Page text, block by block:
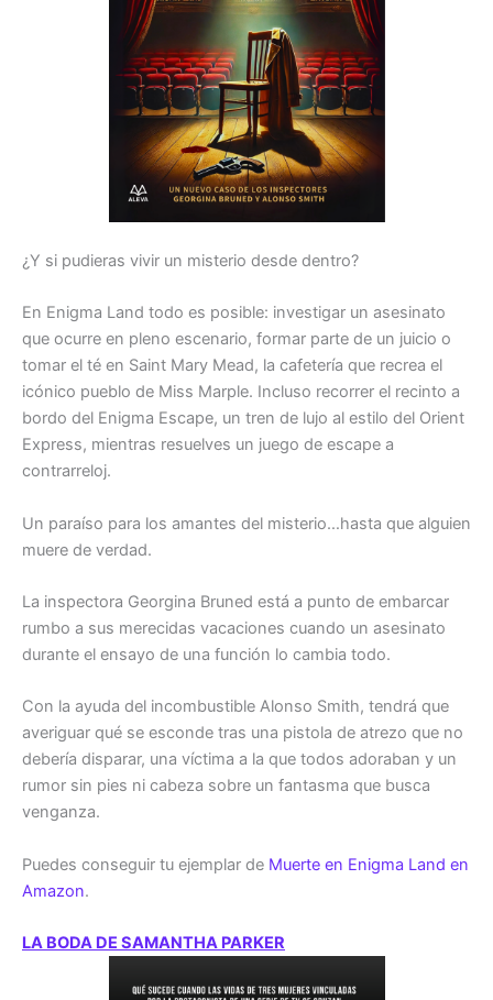
¿Y si pudieras vivir un misterio desde dentro?
En Enigma Land todo es posible: investigar un asesinato
que ocurre en pleno escenario, formar parte de un juicio o
tomar el té en Saint Mary Mead, la cafetería que recrea el
icónico pueblo de Miss Marple. Incluso recorrer el recinto a
bordo del Enigma Escape, un tren de lujo al estilo del Orient
Express, mientras resuelves un juego de escape a
contrarreloj.
Un paraíso para los amantes del misterio…hasta que alguien
muere de verdad.
La inspectora Georgina Bruned está a punto de embarcar
rumbo a sus merecidas vacaciones cuando un asesinato
durante el ensayo de una función lo cambia todo.
Con la ayuda del incombustible Alonso Smith, tendrá que
averiguar qué se esconde tras una pistola de atrezo que no
debería disparar, una víctima a la que todos adoraban y un
rumor sin pies ni cabeza sobre un fantasma que busca
venganza.
Puedes conseguir tu ejemplar de Muerte en Enigma Land en
Amazon.
LA BODA DE SAMANTHA PARKER